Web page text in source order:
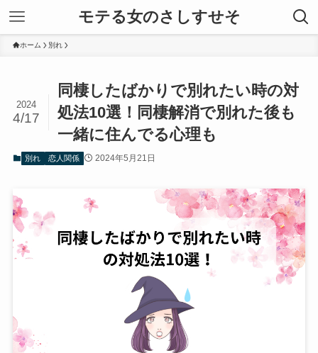
モテる女のさしすせそ
ホーム 別れ
同棲したばかりで別れたい時の対
処法10選！同棲解消で別れた後も
一緒に住んでる心理も
2024
4/17
別れ 恋人関係 2024年5月21日